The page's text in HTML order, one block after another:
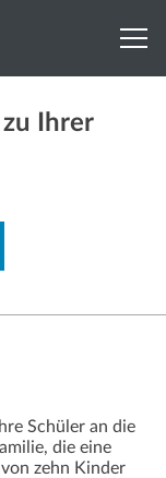
Ihrer
Schüler an die
die eine
zehn Kinder